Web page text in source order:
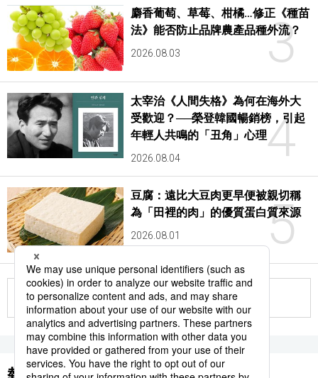
3
麝香葡萄、草莓、柑橘…修正《種苗
法》能否防止品牌農產品種外流？
2026.08.03
4
太宰治《人間失格》為何在海外大
受歡迎？──榮登韓國暢銷榜，引起
年輕人共鳴的「丑角」心理
2026.08.04
5
豆腐：遠比大豆肉更早便被親切稱
為「田裡的肉」的優質蛋白質來源
2026.08.01
更多